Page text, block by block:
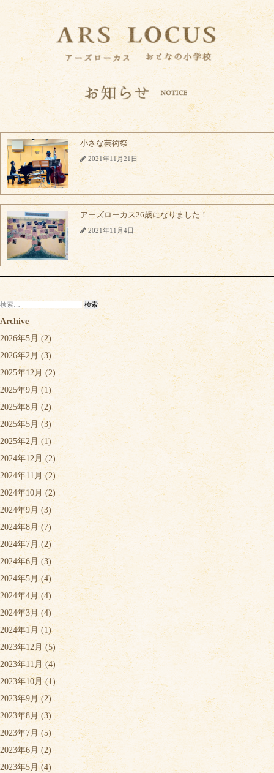
小さな芸術祭
2021年11月21日
アーズローカス26歳になりました！
2021年11月4日
検
索:
Archive
2026年5月 (2)
2026年2月 (3)
2025年12月 (2)
2025年9月 (1)
2025年8月 (2)
2025年5月 (3)
2025年2月 (1)
2024年12月 (2)
2024年11月 (2)
2024年10月 (2)
2024年9月 (3)
2024年8月(7)
2024年7月 (2)
2024年6月 (3)
2024年5月(4)
2024年4月 (4)
2024年3月 (4)
2024年1月 (1)
2023年12月 (5)
2023年11月(4)
2023年10月(1)
2023年9月 (2)
2023年8月(3)
2023年7月 (5)
2023年6月(2)
2023年5月 (4)